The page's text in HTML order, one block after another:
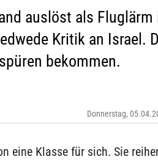
auslöst als
Kritik an Israel.
bekommen.
Donnerstag,
eine Klasse für sich. Sie